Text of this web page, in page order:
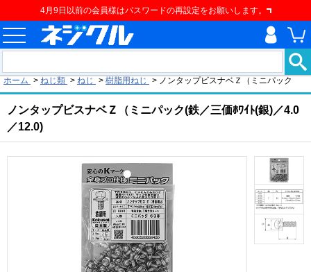
4月9日以前の会員様はパスワードの再設定をお願いします。
ホーム > ねじ類 > ねじ > 樹脂用ねじ > ノンタップビスナベＺ（ミニパック
ノンタップビスナベＺ（ミニパック(鉄／三価ﾎﾜｲﾄ(銀)／4.0
／12.0)